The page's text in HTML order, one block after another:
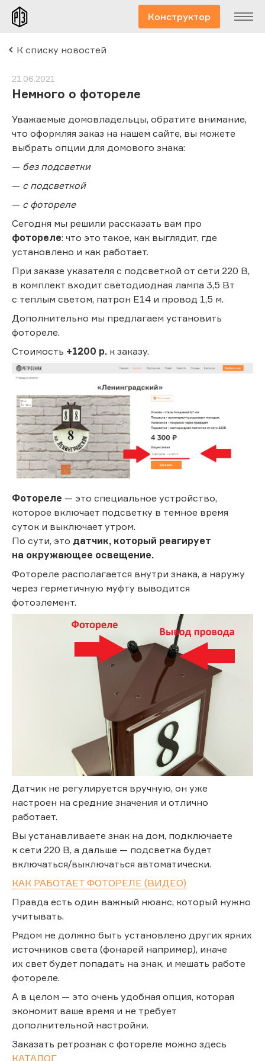
Конструктор
К списку новостей
21.06.2021
Немного о фотореле
Уважаемые домовладельцы, обратите внимание,
что оформляя заказ на нашем сайте, вы можете
выбрать опции для домового знака:
— без подсветки
— с подсветкой
— с фотореле
Сегодня мы решили рассказать вам про
фотореле: что это такое, как выглядит, где
установлено и как работает.
При заказе указателя с подсветкой от сети 220 В,
в комплект входит светодиодная лампа 3,5 Вт
с теплым светом, патрон Е14 и провод 1,5 м.
Дополнительно мы предлагаем установить
фотореле.
Стоимость +1200 р. к заказу.
Фотореле — это специальное устройство,
которое включает подсветку в темное время
суток и выключает утром.
По сути, это датчик, который реагирует
на окружающее освещение.
Фотореле располагается внутри знака, а наружу
через герметичную муфту выводится
фотоэлемент.
Датчик не регулируется вручную, он уже
настроен на средние значения и отлично
работает.
Вы устанавливаете знак на дом, подключаете
к сети 220 В, а дальше — подсветка будет
включаться/выключаться автоматически.
КАК РАБОТАЕТ ФОТОРЕЛЕ (ВИДЕО)
Правда есть один важный нюанс, который нужно
учитывать.
Рядом не должно быть установлено других ярких
источников света (фонарей например), иначе
их свет будет попадать на знак, и мешать работе
фотореле.
А в целом — это очень удобная опция, которая
экономит ваше время и не требует
дополнительной настройки.
Заказать ретрознак с фотореле можно здесь
КАТАЛОГ